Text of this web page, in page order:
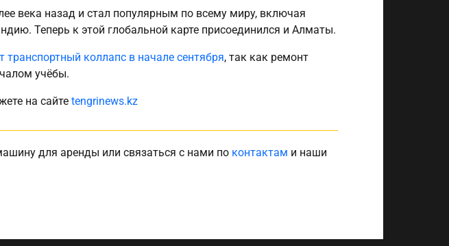
века назад и стал популярным по всему миру, включая
Теперь к этой глобальной карте присоединился и Алматы.
коллапс в начале сентября, так как ремонт
учёбы.
на сайте tengrinews.kz
для аренды или связаться с нами по контактам и наши